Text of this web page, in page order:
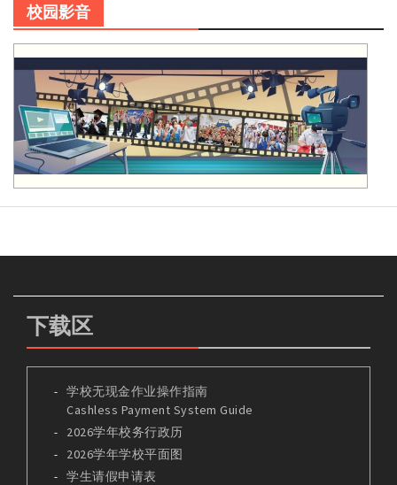
校园影音
下载区
学校无现金作业操作指南
Cashless Payment System Guide
2026学年校务行政历
2026学年学校平面图
学生请假申请表